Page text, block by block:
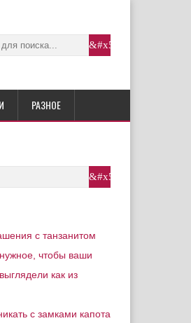
РАЗНОЕ
с танзанитом
чтобы ваши
как из
с замками капота